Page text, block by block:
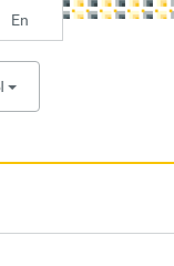
En
English